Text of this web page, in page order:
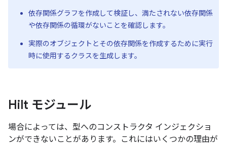
依存関係グラフを作成して検証し、満たされない依存関係
や依存関係の循環がないことを確認します。
実際のオブジェクトとその依存関係を作成するために実行
時に使用するクラスを生成します。
Hilt モジュール
場合によっては、型へのコンストラクタ インジェクショ
ンができないことがあります。これにはいくつかの理由が